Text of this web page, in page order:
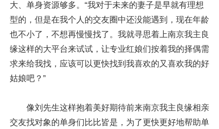
大、单身资源够多。“我对于未来的妻子是早就有理想
型的，但是在我个人的交友圈中还没能遇到，现在年龄
也不小了，不想再慢慢找了。我就寻思着上南京我主良
缘这样的大平台来试试，让专业红娘们按着我的择偶需
求来给我找，应该可以更快找到我喜欢的又喜欢我的好
姑娘吧？”
像刘先生这样抱着美好期待前来南京我主良缘相亲
交友找对象的单身们比比皆是，为了更快更好地帮助单